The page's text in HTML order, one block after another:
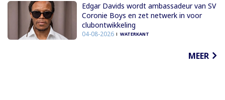
Edgar Davids wordt ambassadeur van SV
Coronie Boys en zet netwerk in voor
clubontwikkeling
04-08-2026 WATERKANT
MEER